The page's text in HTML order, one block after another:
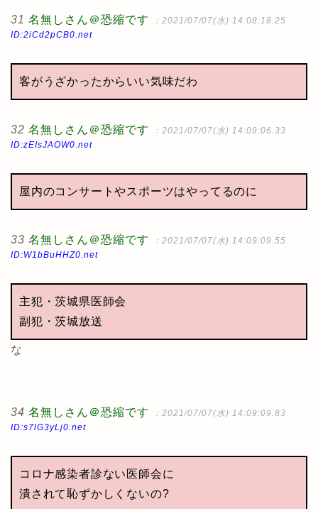
31 名無しさん＠恐縮です
：2021/07/07(水) 14:08:18.25
ID:2iCd2pCB0.net
客がうざかったからいい気味だわ
32 名無しさん＠恐縮です
：2021/07/07(水) 14:09:06.33
ID:zEIsJAOW0.net
屋内のコンサートやスポーツはやってるのに
33 名無しさん＠恐縮です
：2021/07/07(水) 14:09:09.55
ID:W1bBuHHZ0.net
主犯・茨城県医師会
副犯・茨城放送
な
34 名無しさん＠恐縮です
：2021/07/07(水) 14:09:09.83
ID:s7lG3yLj0.net
コロナ感染者診ない医師会に
潰されて恥ずかしくないの?